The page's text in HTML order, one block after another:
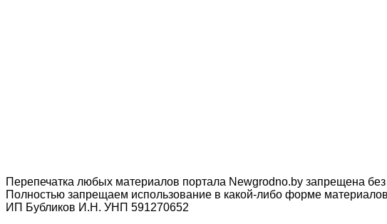
Перепечатка любых материалов портала Newgrodno.by запрещена
Полностью запрещаем использование в какой-либо форме
ИП Бубликов И.Н. УНП 591270652